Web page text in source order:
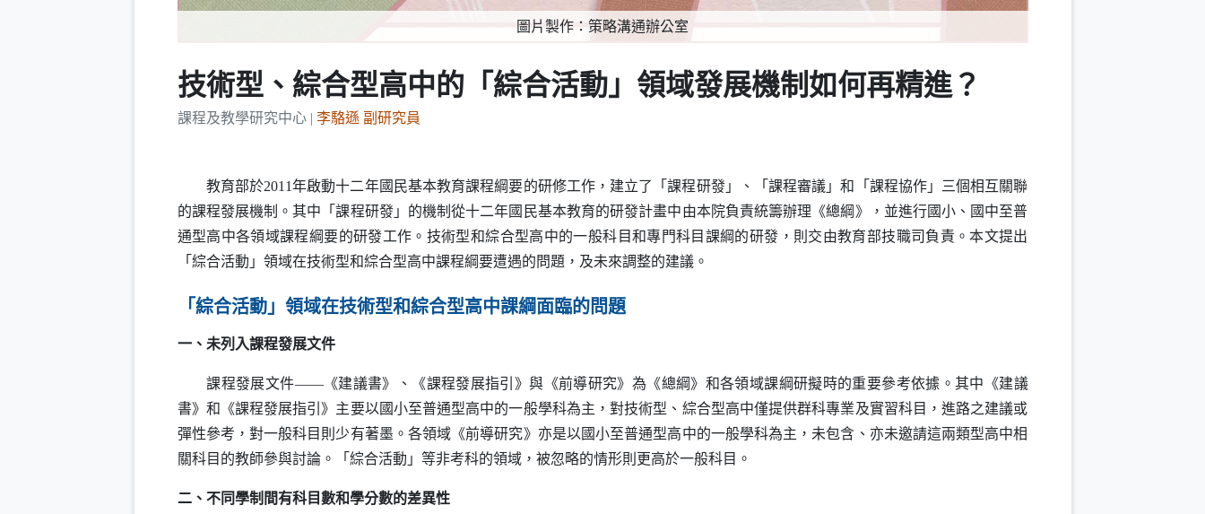
圖片製作：策略溝通辦公室
技術型、綜合型高中的「綜合活動」領域發展機制如何再精進？
課程及教學研究中心 | 李駱遜 副研究員
教育部於2011年啟動十二年國民基本教育課程綱要的研修工作，建立了「課程研發」、「課程審議」和「課程協作」三個相互關聯
的課程發展機制。其中「課程研發」的機制從十二年國民基本教育的研發計畫中由本院負責統籌辦理《總綱》，並進行國小、國中至普
通型高中各領域課程綱要的研發工作。技術型和綜合型高中的一般科目和專門科目課綱的研發，則交由教育部技職司負責。本文提出
「綜合活動」領域在技術型和綜合型高中課程綱要遭遇的問題，及未來調整的建議。
「綜合活動」領域在技術型和綜合型高中課綱面臨的問題
一、未列入課程發展文件
課程發展文件——《建議書》、《課程發展指引》與《前導研究》為《總綱》和各領域課綱研擬時的重要參考依據。其中《建議
書》和《課程發展指引》主要以國小至普通型高中的一般學科為主，對技術型、綜合型高中僅提供群科專業及實習科目，進路之建議或
彈性參考，對一般科目則少有著墨。各領域《前導研究》亦是以國小至普通型高中的一般學科為主，未包含、亦未邀請這兩類型高中相
關科目的教師參與討論。「綜合活動」等非考科的領域，被忽略的情形則更高於一般科目。
二、不同學制間有科目數和學分數的差異性